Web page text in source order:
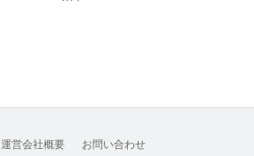
運営会社概要 お問い合わせ